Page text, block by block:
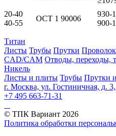
20-40
ОСТ 1 90006
930-
40-55
900-
Титан
Листы Трубы Прутки
CAD/CAM Отводы, переходы,
Никель
Листы и плиты Трубы Прутки
г. Москва, ул. Гостиничная, д.
+7 495 663-71-31
© ТПК Вариант 2026
Политика обработки